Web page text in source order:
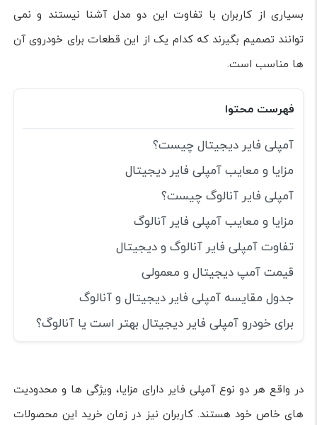
بسیاری از کاربران با تفاوت این دو مدل آشنا نیستند و نمی
توانند تصمیم بگیرند که کدام یک از این قطعات برای خودروی آن
ها مناسب است.
فهرست محتوا
آمپلی فایر دیجیتال چیست؟
مزایا و معایب آمپلی فایر دیجیتال
آمپلی فایر آنالوگ چیست؟
مزایا و معایب آمپلی فایر آنالوگ
تفاوت آمپلی فایر آنالوگ و دیجیتال
قیمت آمپ دیجیتال و معمولی
جدول مقایسه آمپلی فایر دیجیتال و آنالوگ
برای خودرو آمپلی فایر دیجیتال بهتر است یا آنالوگ؟
در واقع هر دو نوع آمپلی فایر دارای مزایا، ویژگی ها و محدودیت
های خاص خود هستند. کاربران نیز در زمان خرید این محصولات